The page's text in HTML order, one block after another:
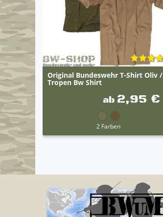
Original Bundeswehr T-Shirt Oliv /
Tropen Bw Shirt
ab 2,95 €
2 Farben